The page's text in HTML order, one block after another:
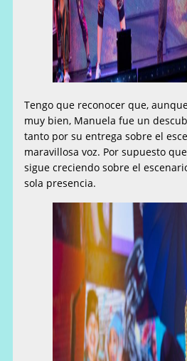
Tengo que reconocer que,
muy bien, Manuela fue un
tanto por su entrega sobre el
maravillosa voz. Por supuesto
sigue creciendo sobre el
sola presencia.